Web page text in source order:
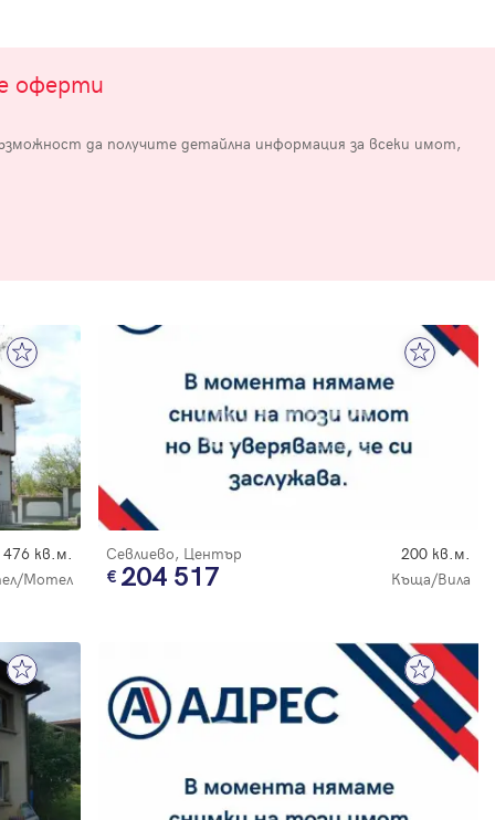
оферти
да получите детайлна информация за всеки имот,
476 кв.м.
Мотел
Севлиево, Център 200 кв.м.
204 517 Къща/Вила